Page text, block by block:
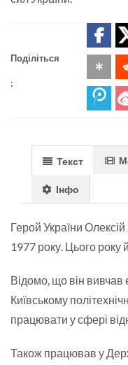
Поділіться
:
Текст
Інфо
Герой України
1977 року. Цього року
Відомо, що він вивчав
Київському
працювати у сфері
Також працював у